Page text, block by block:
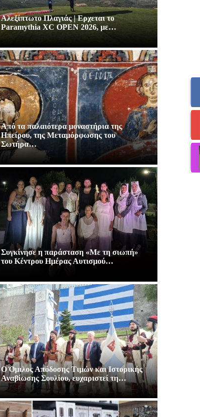
Αλεξίπτωτο Πλαγιάς | Ερχεται το
Paramythia XC OPEN 2026, με…
Από τα παλαιότερα μοναστήρια της
Ηπείρου, της Μεταμόρφωσης του
Σωτήρα…
Συγκίνησε η παράσταση «Με τη σιωπή»
του Κέντρου Ημέρας Αυτισμού…
Ο Όμιλος Απόδοσης Τιμών και Ιστορικής
Αναβίωσης Σουλίου, ευχαριστεί τη…